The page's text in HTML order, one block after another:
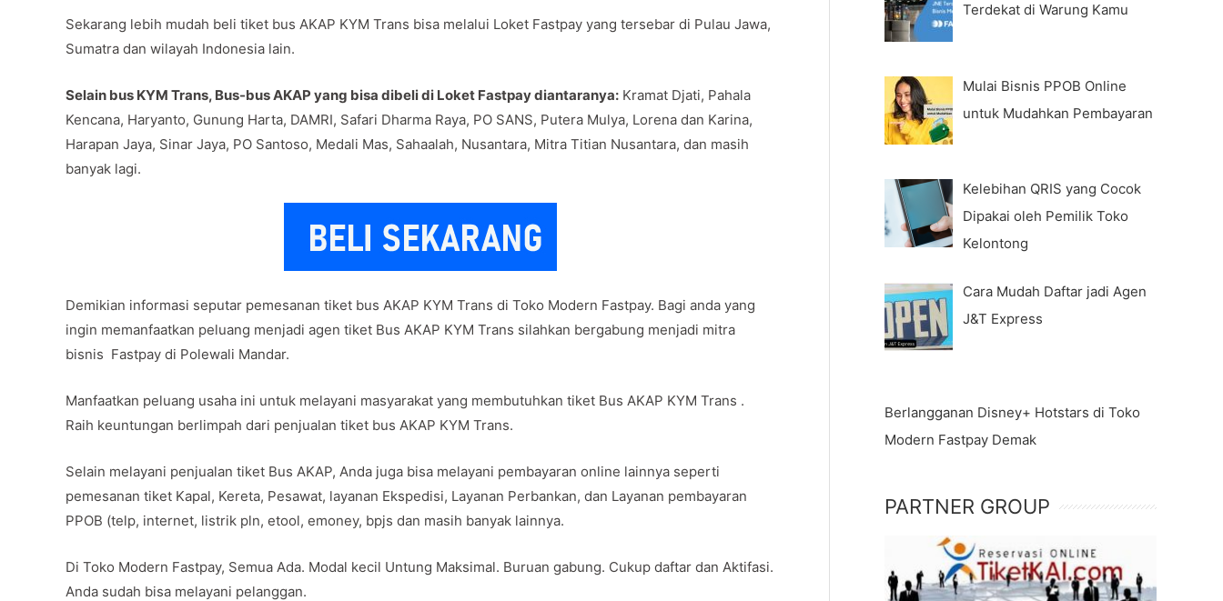
Sekarang lebih mudah beli tiket bus AKAP KYM Trans bisa melalui Loket Fastpay yang tersebar di Pulau Jawa,
Sumatra dan wilayah Indonesia lain.
Selain bus KYM Trans, Bus-bus AKAP yang bisa dibeli di Loket Fastpay diantaranya: Kramat Djati, Pahala
Kencana, Haryanto, Gunung Harta, DAMRI, Safari Dharma Raya, PO SANS, Putera Mulya, Lorena dan Karina,
Harapan Jaya, Sinar Jaya, PO Santoso, Medali Mas, Sahaalah, Nusantara, Mitra Titian Nusantara, dan masih
banyak lagi.
Demikian informasi seputar pemesanan tiket bus AKAP KYM Trans di Toko Modern Fastpay. Bagi anda yang
ingin memanfaatkan peluang menjadi agen tiket Bus AKAP KYM Trans silahkan bergabung menjadi mitra
bisnis Fastpay di Polewali Mandar.
Manfaatkan peluang usaha ini untuk melayani masyarakat yang membutuhkan tiket Bus AKAP KYM Trans .
Raih keuntungan berlimpah dari penjualan tiket bus AKAP KYM Trans.
Selain melayani penjualan tiket Bus AKAP, Anda juga bisa melayani pembayaran online lainnya seperti
pemesanan tiket Kapal, Kereta, Pesawat, layanan Ekspedisi, Layanan Perbankan, dan Layanan pembayaran
PPOB (telp, internet, listrik pln, etool, emoney, bpjs dan masih banyak lainnya.
Di Toko Modern Fastpay, Semua Ada. Modal kecil Untung Maksimal. Buruan gabung. Cukup daftar dan Aktifasi.
Anda sudah bisa melayani pelanggan.
Terdekat di Warung Kamu
Mulai Bisnis PPOB Online
untuk Mudahkan Pembayaran
Kelebihan QRIS yang Cocok
Dipakai oleh Pemilik Toko
Kelontong
Cara Mudah Daftar jadi Agen
J&T Express
Berlangganan Disney+ Hotstars di Toko
Modern Fastpay Demak
PARTNER GROUP